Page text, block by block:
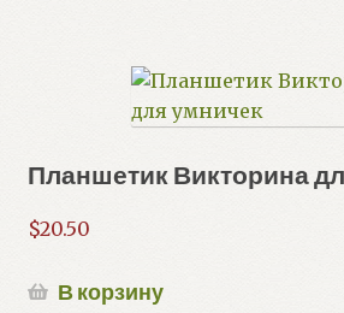
Планшетик Викторина
$20.50
В корзину